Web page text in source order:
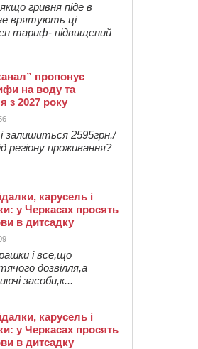
якщо гривня піде в
врятують ці
тариф- підвищений
пропонує
на воду та
з 2027 року
залишиться 2595грн./
регіону проживання?
карусель і
у Черкасах просять
в дитсадку
і все,що
дозвілля,а
засоби,к...
карусель і
у Черкасах просять
в дитсадку